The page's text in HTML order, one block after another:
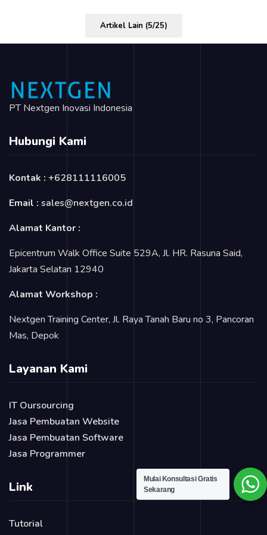
Artikel Lain (5/25)
PT Nextgen Inovasi Indonesia
Hubungi Kami
Kontak : +628111116005
Email : sales@nextgen.co.id
Alamat Kantor :
Epicentrum Walk Office Suite 529A, Jl. HR. Rasuna Said,
Jakarta Selatan 12940
Alamat Workshop :
Nextgen Training Center, Jl. Raya Tanah Baru no 3, Pancoran
Mas, Depok
Layanan Kami
IT Oursourcing
Jasa Pembuatan Website
Jasa Pembuatan Software
Jasa Programmer
Link
Tutorial
Mulai Konsultasi Gratis
Sekarang